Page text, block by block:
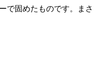
で固めたものです。まさ